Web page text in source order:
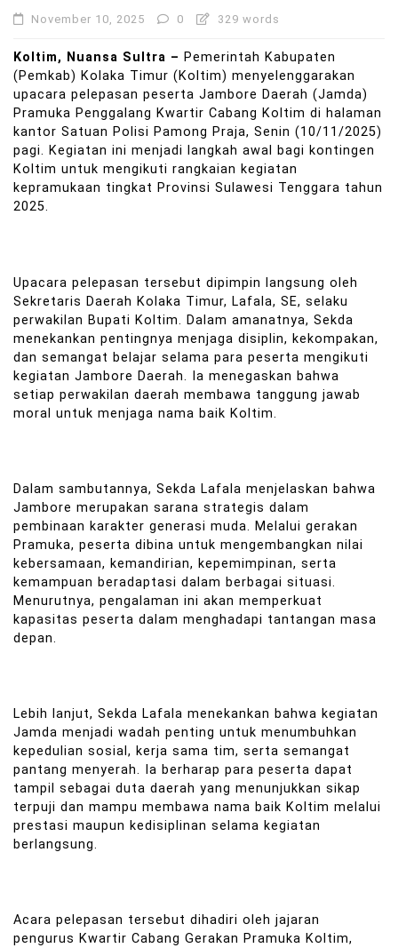
November 10, 2025 0 329 words
Koltim, Nuansa Sultra – Pemerintah Kabupaten
(Pemkab) Kolaka Timur (Koltim) menyelenggarakan
upacara pelepasan peserta Jambore Daerah (Jamda)
Pramuka Penggalang Kwartir Cabang Koltim di halaman
kantor Satuan Polisi Pamong Praja, Senin (10/11/2025)
pagi. Kegiatan ini menjadi langkah awal bagi kontingen
Koltim untuk mengikuti rangkaian kegiatan
kepramukaan tingkat Provinsi Sulawesi Tenggara tahun
2025.
Upacara pelepasan tersebut dipimpin langsung oleh
Sekretaris Daerah Kolaka Timur, Lafala, SE, selaku
perwakilan Bupati Koltim. Dalam amanatnya, Sekda
menekankan pentingnya menjaga disiplin, kekompakan,
dan semangat belajar selama para peserta mengikuti
kegiatan Jambore Daerah. Ia menegaskan bahwa
setiap perwakilan daerah membawa tanggung jawab
moral untuk menjaga nama baik Koltim.
Dalam sambutannya, Sekda Lafala menjelaskan bahwa
Jambore merupakan sarana strategis dalam
pembinaan karakter generasi muda. Melalui gerakan
Pramuka, peserta dibina untuk mengembangkan nilai
kebersamaan, kemandirian, kepemimpinan, serta
kemampuan beradaptasi dalam berbagai situasi.
Menurutnya, pengalaman ini akan memperkuat
kapasitas peserta dalam menghadapi tantangan masa
depan.
Lebih lanjut, Sekda Lafala menekankan bahwa kegiatan
Jamda menjadi wadah penting untuk menumbuhkan
kepedulian sosial, kerja sama tim, serta semangat
pantang menyerah. Ia berharap para peserta dapat
tampil sebagai duta daerah yang menunjukkan sikap
terpuji dan mampu membawa nama baik Koltim melalui
prestasi maupun kedisiplinan selama kegiatan
berlangsung.
Acara pelepasan tersebut dihadiri oleh jajaran
pengurus Kwartir Cabang Gerakan Pramuka Koltim,